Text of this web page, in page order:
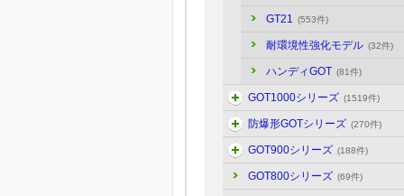
GT21 (553件)
耐環境性強化モデル (32件)
ハンディGOT (81件)
GOT1000シリーズ (1519件)
防爆形GOTシリーズ (270件)
GOT900シリーズ (188件)
GOT800シリーズ (69件)